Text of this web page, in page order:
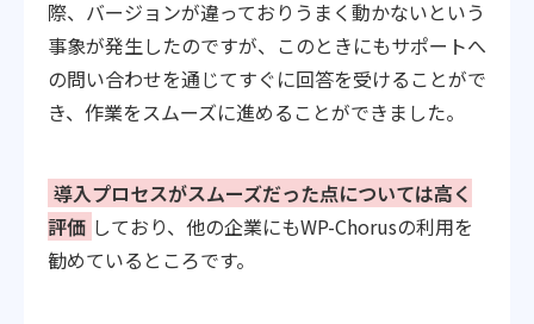
際、バージョンが違っておりうまく動かないという
事象が発生したのですが、このときにもサポートへ
の問い合わせを通じてすぐに回答を受けることがで
き、作業をスムーズに進めることができました。
導入プロセスがスムーズだった点については高く
評価 しており、他の企業にもWP-Chorusの利用を
勧めているところです。